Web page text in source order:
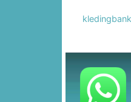
kledingbank